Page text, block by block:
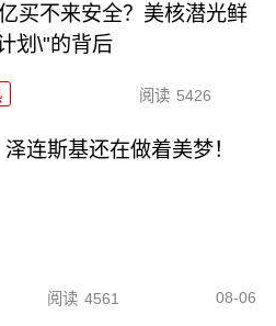
买不来安全？美核潜光鲜
划\"的背后
阅读 5426
连斯基还在做着美梦！
阅读 4561 08-06